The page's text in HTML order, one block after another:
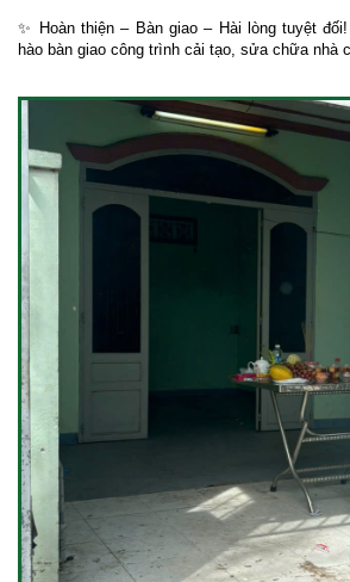
✨ Hoàn thiện – Bàn giao – Hài lòng tuyệt
hào bàn giao công trình cải tạo, sửa chữa nhà